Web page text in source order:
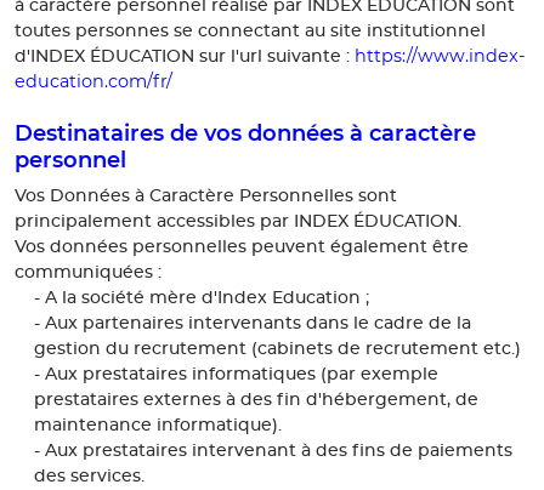
à caractère personnel réalisé par INDEX ÉDUCATION sont
toutes personnes se connectant au site institutionnel
d'INDEX ÉDUCATION sur l'url suivante : https://www.index-
education.com/fr/
Destinataires de vos données à caractère
personnel
Vos Données à Caractère Personnelles sont
principalement accessibles par INDEX ÉDUCATION.
Vos données personnelles peuvent également être
communiquées :
- A la société mère d'Index Education ;
- Aux partenaires intervenants dans le cadre de la
gestion du recrutement (cabinets de recrutement etc.)
- Aux prestataires informatiques (par exemple
prestataires externes à des fin d'hébergement, de
maintenance informatique).
- Aux prestataires intervenant à des fins de paiements
des services.